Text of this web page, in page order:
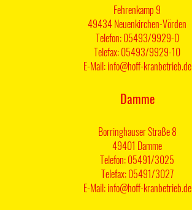
Fehrenkamp 9
49434 Neuenkirchen-Vörden
Telefon: 05493/9929-0
Telefax: 05493/9929-10
E-Mail: info@hoff-kranbetrieb.de
Damme
Borringhauser Straße 8
49401 Damme
Telefon: 05491/3025
Telefax: 05491/3027
E-Mail: info@hoff-kranbetrieb.de